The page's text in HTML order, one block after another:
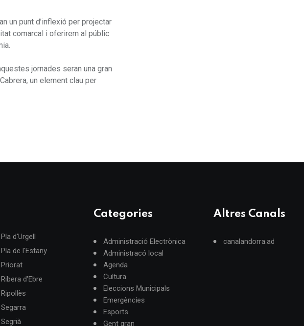
un punt d’inflexió per projectar
comarcal i oferirem al públic
jornades seran una gran
un element clau per
Pla d'Urgell
Pla de l'Estany
Priorat
Ribera d'Ebre
Ripollès
Segarra
Segrià
Categories
Administració Electrònica
Administracó local
Agenda
Cultura
Eleccions Municipals
Emergències
Esports
Gent gran
Altres Canals
canalandorra.ad